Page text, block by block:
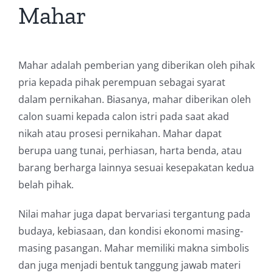
Mahar
Mahar adalah pemberian yang diberikan oleh pihak
pria kepada pihak perempuan sebagai syarat
dalam pernikahan. Biasanya, mahar diberikan oleh
calon suami kepada calon istri pada saat akad
nikah atau prosesi pernikahan. Mahar dapat
berupa uang tunai, perhiasan, harta benda, atau
barang berharga lainnya sesuai kesepakatan kedua
belah pihak.
Nilai mahar juga dapat bervariasi tergantung pada
budaya, kebiasaan, dan kondisi ekonomi masing-
masing pasangan. Mahar memiliki makna simbolis
dan juga menjadi bentuk tanggung jawab materi